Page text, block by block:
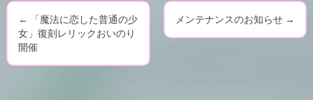
P
o
←
「魔法に恋した普通の少
女」復刻レリックおいのり
開催
メンテナンスのお知らせ →